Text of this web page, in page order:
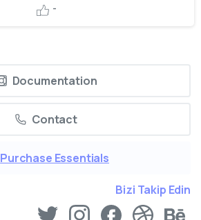
-
Documentation
Contact
Purchase Essentials
Bizi Takip Edin